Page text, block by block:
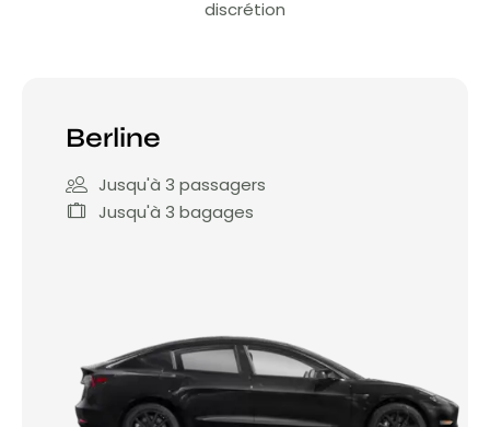
discrétion
Berline
Jusqu'à 3 passagers
Jusqu'à 3 bagages